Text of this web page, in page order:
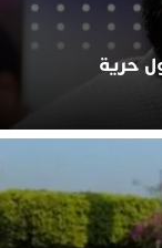
حرية